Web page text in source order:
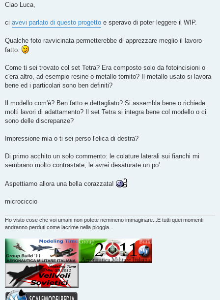
s
g
g
o
Ciao Luca,
ci avevi parlato di questo progetto e speravo di poter leggere il WIP.
Qualche foto ravvicinata permetterebbe di apprezzare meglio il lavoro
fatto.
Come ti sei trovato col set Tetra? Era composto solo da fotoincisioni o
c'era altro, ad esempio resine o metallo tornito? Il metallo usato si lavora
bene ed i particolari sono ben definiti?
Il modello com'è? Ben fatto e dettagliato? Si assembla bene o richiede
molti lavori di adattamento? Il set Tetra si integra bene col modello o ci
sono delle discrepanze?
Impressione mia o ti sei perso l'elica di destra?
Di primo acchito un solo commento: le colature laterali sui fianchi mi
sembrano molto contrastate, le avrei desaturate un po'.
Aspettiamo allora una bella corazzata!
microciccio
Ho visto cose che voi umani non potete nemmeno immaginare...E tutti quei momenti
andranno perduti come lacrime nella pioggia...